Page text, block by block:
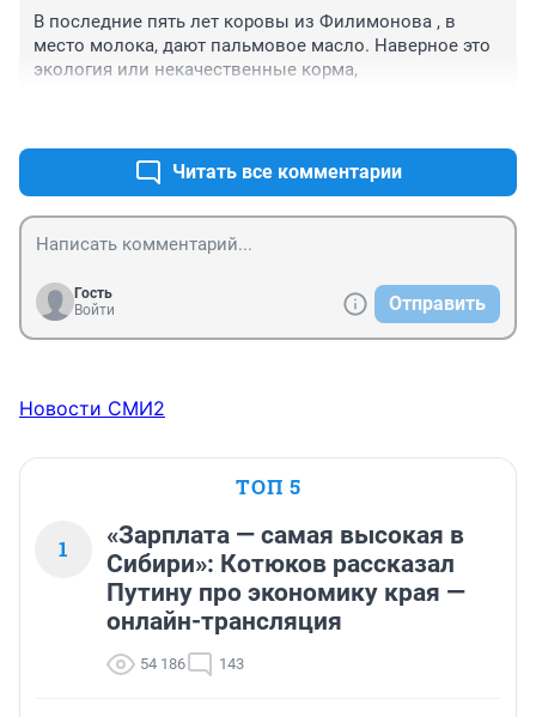
В последние пять лет коровы из Филимонова , в
место молока, дают пальмовое масло. Наверное это
экология или некачественные корма,
Читать все комментарии
Гость
Войти
Отправить
Новости СМИ2
ТОП 5
1
«Зарплата — самая высокая в
Сибири»: Котюков рассказал
Путину про экономику края —
онлайн-трансляция
54 186 143